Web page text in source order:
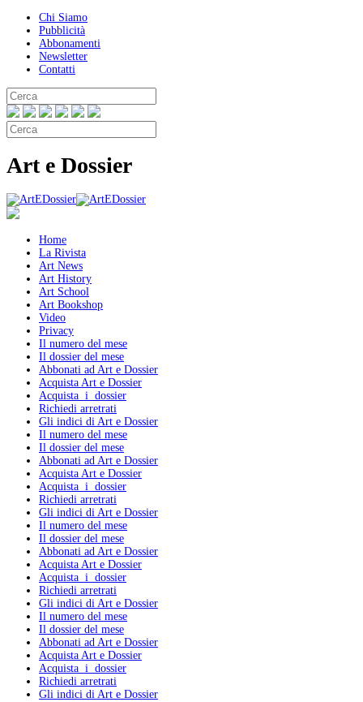
Chi Siamo
Pubblicità
Abbonamenti
Newsletter
Contatti
Art e Dossier
Home
La Rivista
Art News
Art History
Art School
Art Bookshop
Video
Privacy
Il numero del mese
Il dossier del mese
Abbonati ad Art e Dossier
Acquista Art e Dossier
Acquista i dossier
Richiedi arretrati
Gli indici di Art e Dossier
Il numero del mese
Il dossier del mese
Abbonati ad Art e Dossier
Acquista Art e Dossier
Acquista i dossier
Richiedi arretrati
Gli indici di Art e Dossier
Il numero del mese
Il dossier del mese
Abbonati ad Art e Dossier
Acquista Art e Dossier
Acquista i dossier
Richiedi arretrati
Gli indici di Art e Dossier
Il numero del mese
Il dossier del mese
Abbonati ad Art e Dossier
Acquista Art e Dossier
Acquista i dossier
Richiedi arretrati
Gli indici di Art e Dossier